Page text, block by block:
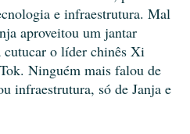
e infraestrutura. Mal
aproveitou um jantar
o líder chinês Xi
Ninguém mais falou de
infraestrutura, só de Janja e